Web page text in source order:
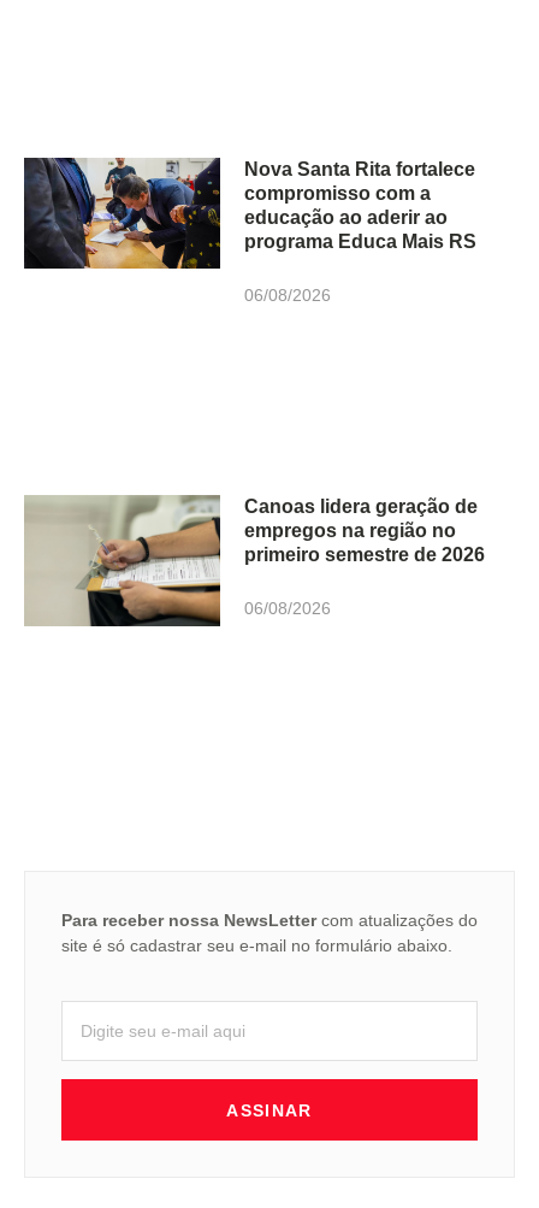
Nova Santa Rita fortalece
compromisso com a
educação ao aderir ao
programa Educa Mais RS
06/08/2026
Canoas lidera geração de
empregos na região no
primeiro semestre de 2026
06/08/2026
Para receber nossa NewsLettercom atualizações do
site é só cadastrar seu e-mail no formulário abaixo.
ASSINAR